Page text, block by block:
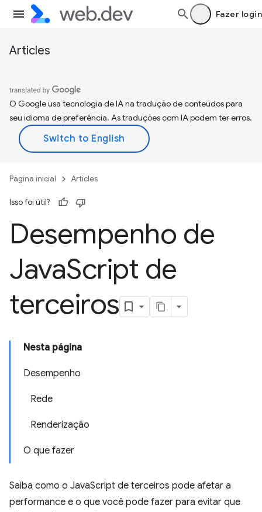
Fazer login
Articles
O Google usa tecnologia de IA na tradução de conteúdos para
seu idioma de preferência. As traduções com IA podem ter erros.
Página inicial Articles
Isso foi útil?
Desempenho de
JavaScript de
terceiros
Nesta página
Desempenho
Rede
Renderização
O que fazer
Saiba como o JavaScript de terceiros pode afetar a
performance e o que você pode fazer para evitar que